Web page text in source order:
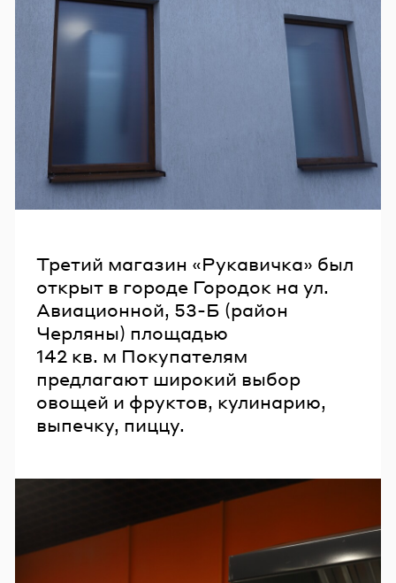
Третий магазин «Рукавичка» был
открыт в городе Городок на ул.
Авиационной, 53-Б (район
Черляны) площадью
142 кв. м Покупателям
предлагают широкий выбор
овощей и фруктов, кулинарию,
выпечку, пиццу.